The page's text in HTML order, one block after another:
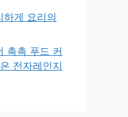
하게 요리의
촉촉 푸드 커
전자레인지